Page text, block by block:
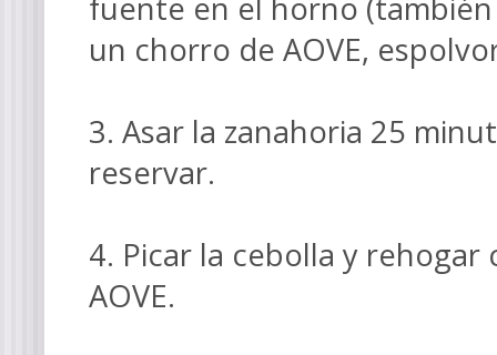
un chorro de AOVE,
3. Asar la zanahoria 25
reservar.
4. Picar la cebolla y
AOVE.